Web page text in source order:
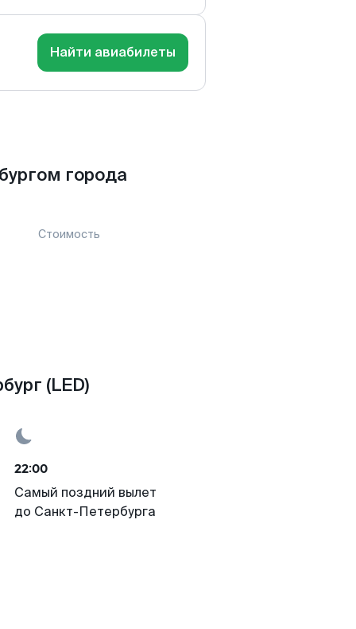
Найти авиабилеты
города
Стоимость
(LED)
22:00
Самый поздний вылет
до Санкт-Петербурга